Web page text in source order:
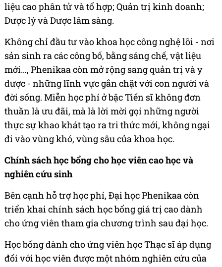
liệu cao phân tử và tổ hợp; Quản trị kinh doanh;
Dược lý và Dược lâm sàng.
Không chỉ đầu tư vào khoa học công nghệ lõi - nơi
sản sinh ra các công bố, bằng sáng chế, vật liệu
mới…, Phenikaa còn mở rộng sang quản trị và y
dược - những lĩnh vực gắn chặt với con người và
đời sống. Miễn học phí ở bậc Tiến sĩ không đơn
thuần là ưu đãi, mà là lời mời gọi những người
thực sự khao khát tạo ra tri thức mới, không ngại
đi vào vùng khó, vùng sâu của khoa học.
Chính sách học bổng cho học viên cao học và
nghiên cứu sinh
Bên cạnh hỗ trợ học phí, Đại học Phenikaa còn
triển khai chính sách học bổng giá trị cao dành
cho ứng viên tham gia chương trình sau đại học.
Học bổng dành cho ứng viên học Thạc sĩ áp dụng
đối với học viên được một nhóm nghiên cứu của